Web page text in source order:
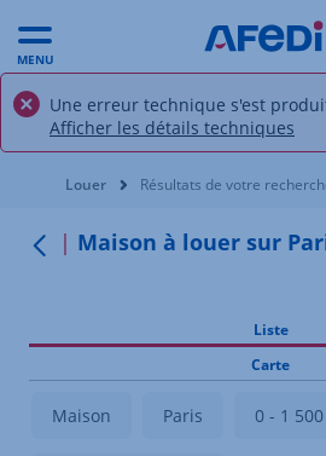
MENU
Une erreur technique s'est
Afficher les détails techniques
Vous êtes ici:
Louer Résultats de votre
Maison à louer sur
Liste
Carte
Maison Paris 0 - 1